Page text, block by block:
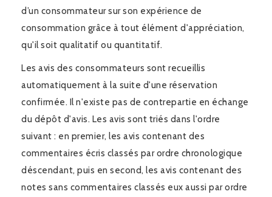
d’un consommateur sur son expérience de
consommation grâce à tout élément d'appréciation,
qu'il soit qualitatif ou quantitatif.
Les avis des consommateurs sont recueillis
automatiquement à la suite d'une réservation
confirmée. Il n'existe pas de contrepartie en échange
du dépôt d'avis. Les avis sont triés dans l'ordre
suivant : en premier, les avis contenant des
commentaires écris classés par ordre chronologique
déscendant, puis en second, les avis contenant des
notes sans commentaires classés eux aussi par ordre